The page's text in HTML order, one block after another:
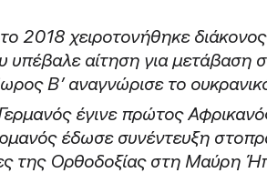
2018 χειροτονήθηκε
υπέβαλε αίτηση για μετάβαση
Β’ αναγνώρισε το
έγινε πρώτος
έδωσε συνέντευξη
της Ορθοδοξίας στη Μαύρη